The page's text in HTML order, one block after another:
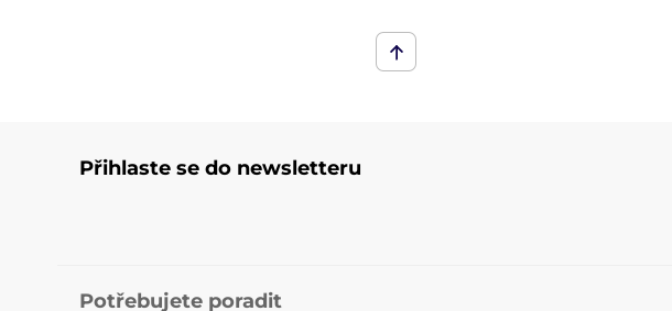
Přihlaste se do newsletteru
Potřebujete poradit